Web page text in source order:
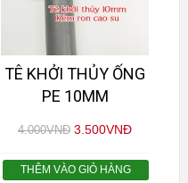
TÊ KHỞI THỦY ỐNG
PE 10MM
4.000VNĐ 3.500VNĐ
THÊM VÀO GIỎ HÀNG